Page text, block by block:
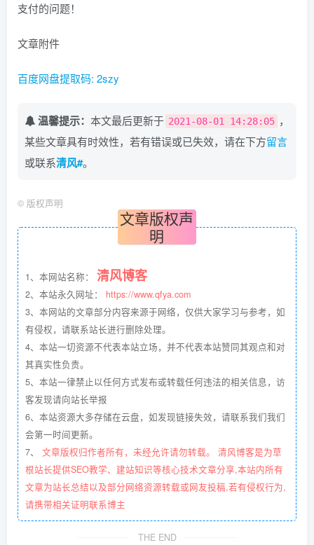
支付的问题！
文章附件
百度网盘提取码: 2szy
温馨提示： 本文最后更新于 2021-08-01 14:28:05 ，
某些文章具有时效性，若有错误或已失效，请在下方留言
或联系清风#。
© 版权声明
文章版权声
明
1、本网站名称： 清风博客
2、本站永久网址： https://www.qfya.com
3、本网站的文章部分内容来源于网络，仅供大家学习与参考，如
有侵权，请联系站长进行删除处理。
4、本站一切资源不代表本站立场，并不代表本站赞同其观点和对
其真实性负责。
5、本站一律禁止以任何方式发布或转载任何违法的相关信息，访
客发现请向站长举报
6、本站资源大多存储在云盘，如发现链接失效，请联系我们我们
会第一时间更新。
7、 文章版权归作者所有，未经允许请勿转载。 清风博客是为草
根站长提供SEO教学、建站知识等核心技术文章分享,本站内所有
文章为站长总结以及部分网络资源转载或网友投稿,若有侵权行为,
请携带相关证明联系博主
THE END